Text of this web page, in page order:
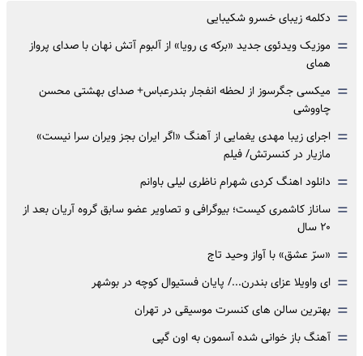
= دکلمه زیبای خسرو شکیبایی
= موزیک ویدئوی جدید «برکه ی رویا» از آلبوم آتش نهان با صدای پرواز
همای
= میکسی جگرسوز از لحظه انفجار بندرعباس+ صدای بهشتی محسن
چاووشی
= اجرای زیبا مهدی یغمایی از آهنگ «اگر ایران بجز ویران سرا نیست»
مازیار در کنسرتش/ فیلم
= دانلود اهنگ کردی شهرام ناظری لیلی باوانم
= ساناز کاشمری کیست؛ بیوگرافی و تصاویر عضو سابق گروه آریان بعد از
۲۰ سال
= «سرّ عشق» با آواز وحید تاج
= ای واویلا عزای بندرن.../ پایان فستیوال کوچه در بوشهر
= بهترین سالن های کنسرت موسیقی در تهران
= آهنگ باز خوانی شده آسمون به اون گپی